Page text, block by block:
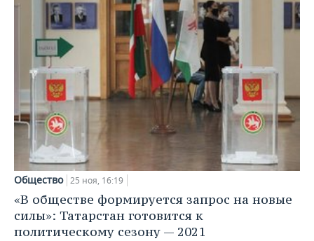
Общество 25 ноя, 16:19
«В обществе формируется запрос на новые
силы»: Татарстан готовится к
политическому сезону — 2021